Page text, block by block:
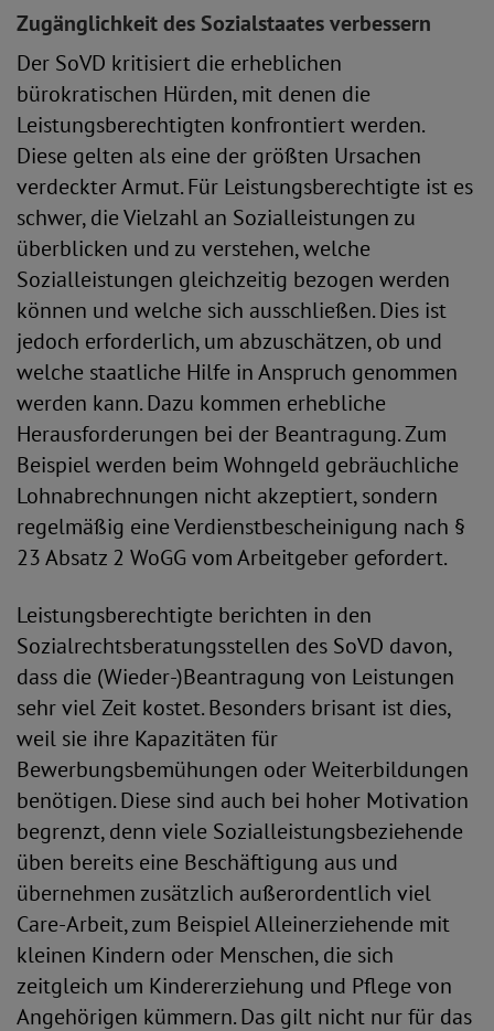
Zugänglichkeit des Sozialstaates verbessern
Der SoVD kritisiert die erheblichen
bürokratischen Hürden, mit denen die
Leistungsberechtigten konfrontiert werden.
Diese gelten als eine der größten Ursachen
verdeckter Armut. Für Leistungsberechtigte ist es
schwer, die Vielzahl an Sozialleistungen zu
überblicken und zu verstehen, welche
Sozialleistungen gleichzeitig bezogen werden
können und welche sich ausschließen. Dies ist
jedoch erforderlich, um abzuschätzen, ob und
welche staatliche Hilfe in Anspruch genommen
werden kann. Dazu kommen erhebliche
Herausforderungen bei der Beantragung. Zum
Beispiel werden beim Wohngeld gebräuchliche
Lohnabrechnungen nicht akzeptiert, sondern
regelmäßig eine Verdienstbescheinigung nach §
23 Absatz 2 WoGG vom Arbeitgeber gefordert.
Leistungsberechtigte berichten in den
Sozialrechtsberatungsstellen des SoVD davon,
dass die (Wieder-)Beantragung von Leistungen
sehr viel Zeit kostet. Besonders brisant ist dies,
weil sie ihre Kapazitäten für
Bewerbungsbemühungen oder Weiterbildungen
benötigen. Diese sind auch bei hoher Motivation
begrenzt, denn viele Sozialleistungsbeziehende
üben bereits eine Beschäftigung aus und
übernehmen zusätzlich außerordentlich viel
Care-Arbeit, zum Beispiel Alleinerziehende mit
kleinen Kindern oder Menschen, die sich
zeitgleich um Kindererziehung und Pflege von
Angehörigen kümmern. Das gilt nicht nur für das